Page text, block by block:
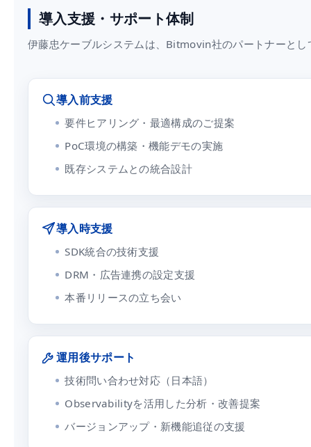
導入支援・サポート体制
伊藤忠ケーブルシステムは、Bitmovin社のパートナーと
導入前支援
要件ヒアリング・最適構成のご提案
PoC環境の構築・機能デモの実施
既存システムとの統合設計
導入時支援
SDK統合の技術支援
DRM・広告連携の設定支援
本番リリースの立ち会い
運用後サポート
技術問い合わせ対応（日本語）
Observabilityを活用した分析・改善提案
バージョンアップ・新機能追従の支援